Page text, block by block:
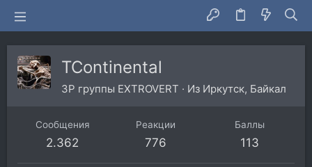
TContinental
ЗР группы EXTROVERT · Из Иркутск, Байкал
Сообщения
2.362
Реакции
776
Баллы
113